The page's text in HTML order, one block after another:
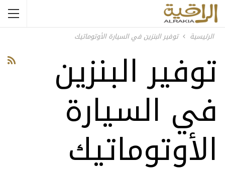
الرئيسية توفير البنزين في السيارة الأوتوماتيك
توفير البنزين
في السيارة
الأوتوماتيك